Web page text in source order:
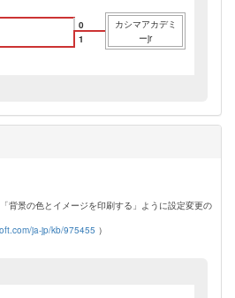
0
1
カシマアカデミ
ーjr
背景の色とイメージを印刷する」ように設定変更の
ja-jp/kb/975455 ）